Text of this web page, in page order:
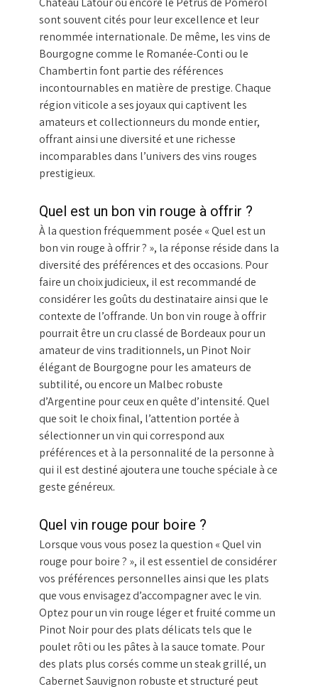
sont souvent cités pour leur excellence et leur
renommée internationale. De même, les vins de
Bourgogne comme le Romanée-Conti ou le
Chambertin font partie des références
incontournables en matière de prestige. Chaque
région viticole a ses joyaux qui captivent les
amateurs et collectionneurs du monde entier,
offrant ainsi une diversité et une richesse
incomparables dans l’univers des vins rouges
prestigieux.
Quel est un bon vin rouge à offrir ?
À la question fréquemment posée « Quel est un
bon vin rouge à offrir ? », la réponse réside dans la
diversité des préférences et des occasions. Pour
faire un choix judicieux, il est recommandé de
considérer les goûts du destinataire ainsi que le
contexte de l’offrande. Un bon vin rouge à offrir
pourrait être un cru classé de Bordeaux pour un
amateur de vins traditionnels, un Pinot Noir
élégant de Bourgogne pour les amateurs de
subtilité, ou encore un Malbec robuste
d’Argentine pour ceux en quête d’intensité. Quel
que soit le choix final, l’attention portée à
sélectionner un vin qui correspond aux
préférences et à la personnalité de la personne à
qui il est destiné ajoutera une touche spéciale à ce
geste généreux.
Quel vin rouge pour boire ?
Lorsque vous vous posez la question « Quel vin
rouge pour boire ? », il est essentiel de considérer
vos préférences personnelles ainsi que les plats
que vous envisagez d’accompagner avec le vin.
Optez pour un vin rouge léger et fruité comme un
Pinot Noir pour des plats délicats tels que le
poulet rôti ou les pâtes à la sauce tomate. Pour
des plats plus corsés comme un steak grillé, un
Cabernet Sauvignon robuste et structuré peut